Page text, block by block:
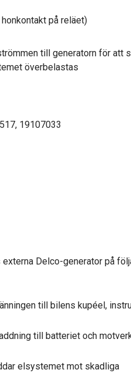
på reläet)
till generatorn för att
överbelastas
19107033
Delco-generator på
till bilens kupéel,
till batteriet och
elsystemet mot skadliga